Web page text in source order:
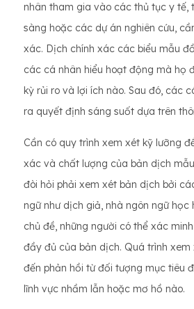
nhân tham gia vào các thủ tục y tế,
sàng hoặc các dự án nghiên cứu,
xác. Dịch chính xác các biểu mẫu
các cá nhân hiểu hoạt động mà họ
kỳ rủi ro và lợi ích nào. Sau đó, các
ra quyết định sáng suốt dựa trên
Cần có quy trình xem xét kỹ lưỡng
xác và chất lượng của bản dịch
đòi hỏi phải xem xét bản dịch bởi
ngữ như dịch giả, nhà ngôn ngữ học
chủ đề, những người có thể xác
đầy đủ của bản dịch. Quá trình xem
đến phản hồi từ đối tượng mục tiêu
lĩnh vực nhầm lẫn hoặc mơ hồ nào.